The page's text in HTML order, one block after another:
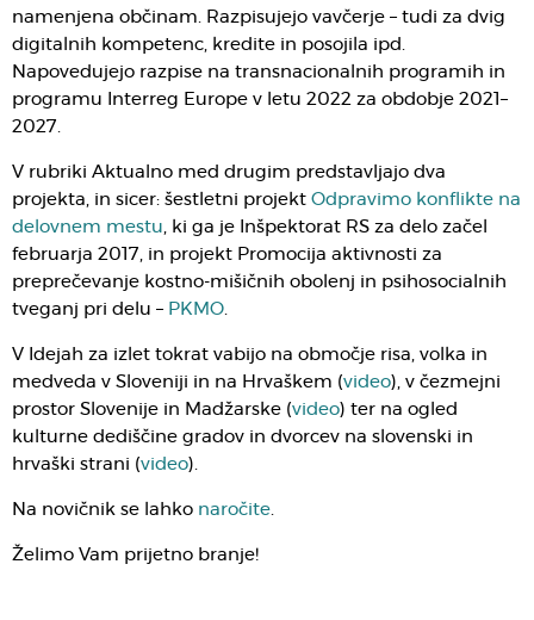
namenjena občinam. Razpisujejo vavčerje – tudi za dvig
digitalnih kompetenc, kredite in posojila ipd.
Napovedujejo razpise na transnacionalnih programih in
programu Interreg Europe v letu 2022 za obdobje 2021–
2027.
V rubriki Aktualno med drugim predstavljajo dva
projekta, in sicer: šestletni projekt Odpravimo konflikte na
delovnem mestu , ki ga je Inšpektorat RS za delo začel
februarja 2017, in projekt Promocija aktivnosti za
preprečevanje kostno-mišičnih obolenj in psihosocialnih
tveganj pri delu – PKMO
V Idejah za izlet tokrat vabijo na območje risa, volka in
medveda v Sloveniji in na Hrvaškem (video), v čezmejni
prostor Slovenije in Madžarske (video) ter na ogled
kulturne dediščine gradov in dvorcev na slovenski in
hrvaški strani (video).
Na novičnik se lahko naročite
Želimo Vam prijetno branje!